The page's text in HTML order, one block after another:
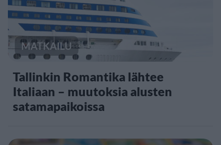
MATKAILU
Tallinkin Romantika lähtee
Italiaan – muutoksia alusten
satamapaikoissa